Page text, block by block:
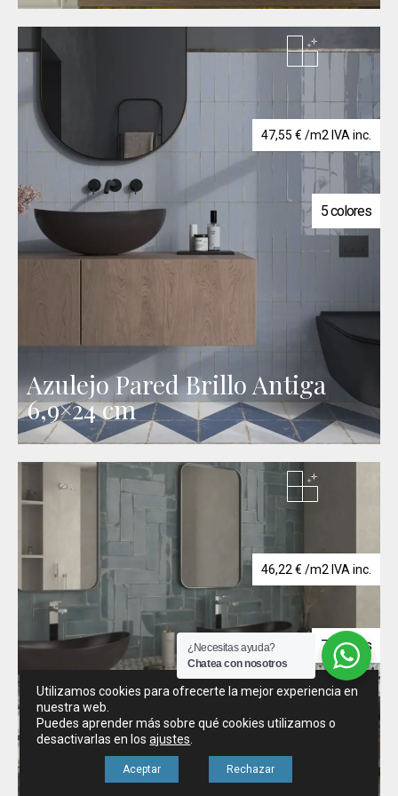
47,55 € /m2 IVA inc.
5 colores
Azulejo Pared Brillo Antiga
6,9×24 cm
46,22 € /m2 IVA inc.
7 colores
Utilizamos cookies para ofrecerte la mejor experiencia en
nuestra web.
Puedes aprender más sobre qué cookies utilizamos o
desactivarlas en losajustes
Aceptar Rechazar
¿Necesitas ayuda?
Chatea con nosotros